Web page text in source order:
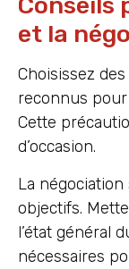
et la
Choisissez
reconnus
Cette
d’occasion.
La
objectifs.
l’état général
nécessaires